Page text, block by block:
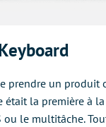
prendre un
la première à
ou le multitâche.